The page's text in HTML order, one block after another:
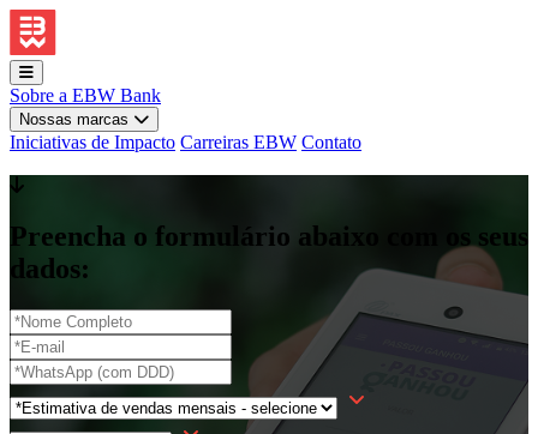
Sobre a EBW Bank
Nossas marcas
Iniciativas de Impacto Carreiras EBW Contato
Preencha o formulário abaixo com os seus
dados: